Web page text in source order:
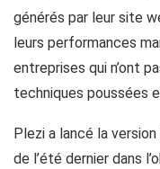
générés par leur site
leurs performances
entreprises qui n’ont
techniques poussées
Plezi a lancé la
de l’été dernier dans